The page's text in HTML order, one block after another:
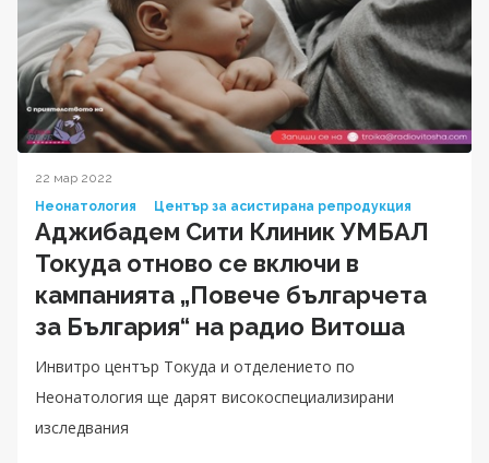
22 мар 2022
Неонатология
Център за асистирана репродукция
Аджибадем Сити Клиник УМБАЛ
Токуда отново се включи в
кампанията „Повече българчета
за България“ на радио Витоша
Инвитро център Токуда и отделението по
Неонатология ще дарят високоспециализирани
изследвания